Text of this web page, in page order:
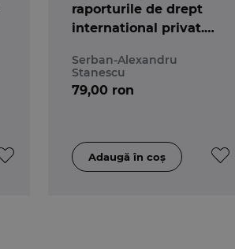
raporturile de drept
international privat.
septembrie 2022
Serban-Alexandru
Stanescu
79,00 ron